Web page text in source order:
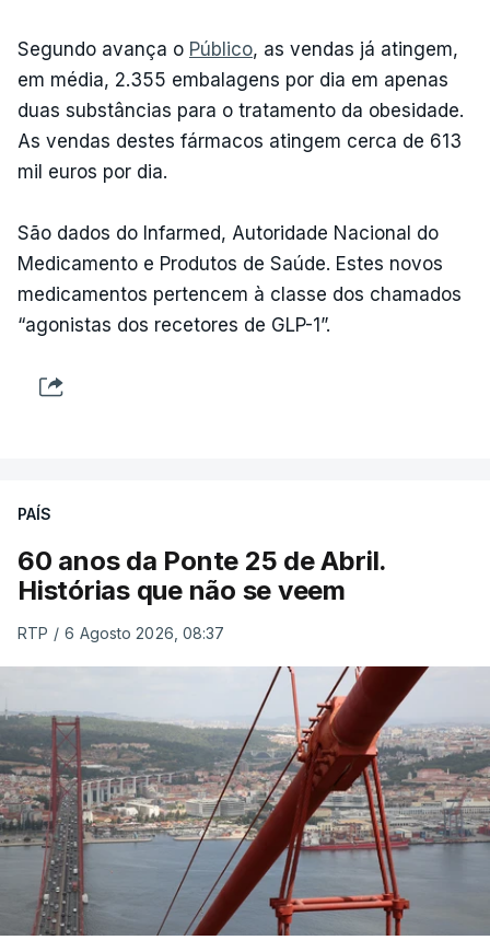
Segundo avança o Público, as vendas já atingem,
em média, 2.355 embalagens por dia em apenas
duas substâncias para o tratamento da obesidade.
As vendas destes fármacos atingem cerca de 613
mil euros por dia.
São dados do Infarmed, Autoridade Nacional do
Medicamento e Produtos de Saúde. Estes novos
medicamentos pertencem à classe dos chamados
“agonistas dos recetores de GLP-1”.
PAÍS
60 anos da Ponte 25 de Abril.
Histórias que não se veem
RTP / 6 Agosto 2026, 08:37